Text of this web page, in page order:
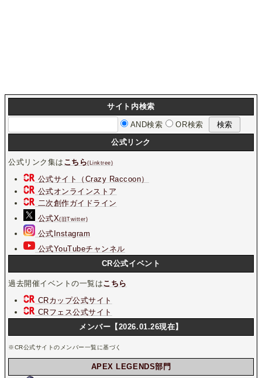
サイト内検索
AND検索
OR検索
公式リンク
公式リンク集は こちら(Linktree)
公式サイト（Crazy Raccoon）
公式オンラインストア
二次創作ガイドライン
公式X(旧Twitter)
公式Instagram
公式YouTubeチャンネル
CR公式イベント
過去開催イベントの一覧はこちら
CRカップ公式サイト
CRフェス公式サイト
メンバー【2026.01.26現在】
※CR公式サイトのメンバー一覧に基づく
APEX LEGENDS部門